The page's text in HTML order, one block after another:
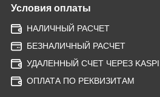
Условия оплаты
НАЛИЧНЫЙ РАСЧЕТ
БЕЗНАЛИЧНЫЙ РАСЧЕТ
УДАЛЕННЫЙ СЧЕТ ЧЕРЕЗ
ОПЛАТА ПО РЕКВИЗИТАМ